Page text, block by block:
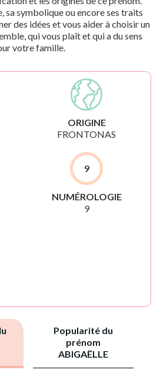
sa symbolique ou encore ses traits
des idées et vous aider à choisir un
qui vous plaît et qui a du sens
votre famille.
ORIGINE
FRONTONAS
9
NUMÉROLOGIE
9
Popularité du
prénom
ABIGAËLLE